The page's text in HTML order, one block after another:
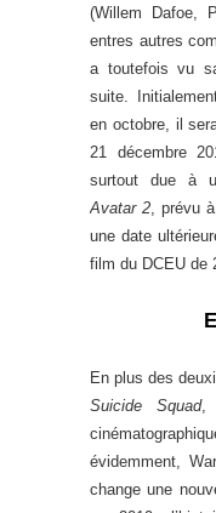
(Willem Dafoe,
entres autres
a toutefois vu
suite.
en octobre, il
21 décembre
surtout due à
Avatar 2 , prévu
une date
film du DCEU de
En plus des
Suicide Squad,
évidemment,
change une